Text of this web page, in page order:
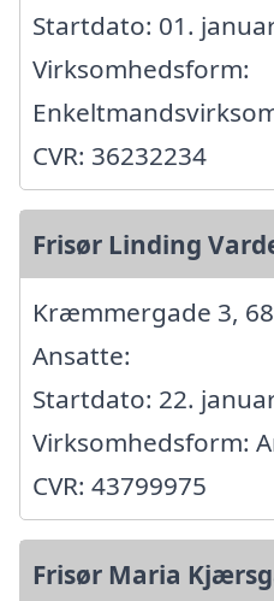
Startdato: 01.
Virksomhedsform:
CVR: 36232234
Frisør Linding
Kræmmergade 3,
Ansatte:
Startdato: 22.
Virksomhedsform:
CVR: 43799975
Frisør Maria